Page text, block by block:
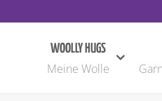
WOOLLY HUGS
Meine Wolle